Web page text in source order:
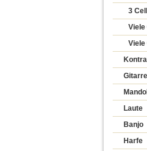
3
Viele
Viele
Gitarre
Laute
Banjo
Harfe